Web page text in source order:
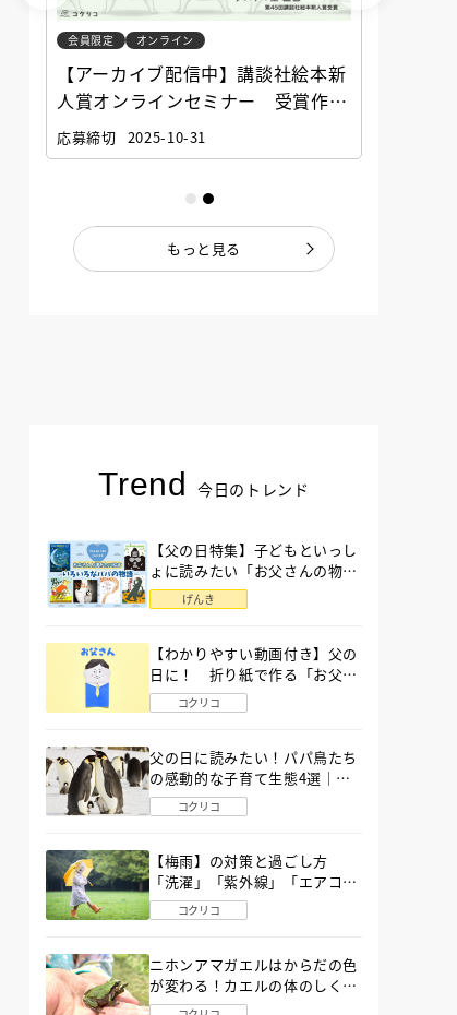
会員限定 オンライン
【アーカイブ配信中】講談社絵本新
人賞オンラインセミナー 受賞作家
と担当編集者が語る「絵本創作実践
講座」
応募締切 2025-10-31
もっと見る
Trend 今日のトレンド
【父の日特集】子どもといっし
ょに読みたい「お父さんの物
語」６選
げんき
【わかりやすい動画付き】父の
日に！ 折り紙で作る「お父さ
ん」の簡単な折り方
コクリコ
父の日に読みたい！パパ鳥たち
の感動的な子育て生態4選｜図
鑑MOVE
コクリコ
【梅雨】の対策と過ごし方
「洗濯」「紫外線」「エアコ
ン」「ゲリラ豪雨」…〔気象予
報士が完全ガイド〕
コクリコ
ニホンアマガエルはからだの色
が変わる！カエルの体のしくみ
から両生類の特ちょうまで図鑑